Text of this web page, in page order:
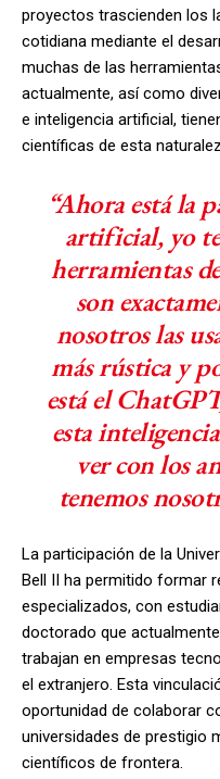
proyectos trascienden los
cotidiana mediante el
muchas de las
actualmente, así como
e inteligencia artificial,
científicas de esta
“Ahora está la
artificial, yo
herramientas
son
nosotros las
más rústica y
está el
esta
ver con los
tenemos
La participación de la
Bell II ha permitido formar
especializados, con
doctorado que
trabajan en empresas
el extranjero. Esta
oportunidad de colaborar
universidades de prestigio
científicos de frontera.